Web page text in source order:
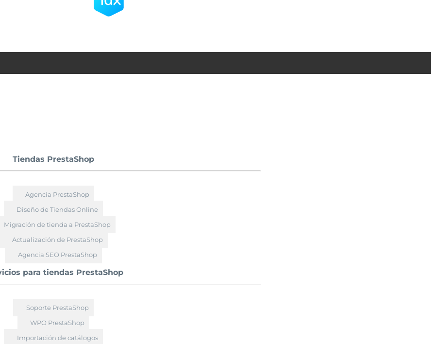
Tiendas PrestaShop
Agencia PrestaShop
Diseño de Tiendas Online
Migración de tienda a PrestaShop
Actualización de PrestaShop
Agencia SEO PrestaShop
para tiendas PrestaShop
Soporte PrestaShop
WPO PrestaShop
Importación de catálogos